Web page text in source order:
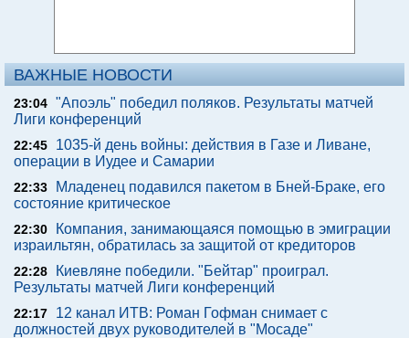
ВАЖНЫЕ НОВОСТИ
23:04 "Апоэль" победил поляков. Результаты матчей
Лиги конференций
22:45
1035-й день войны: действия в Газе и Ливане,
операции в Иудее и Самарии
22:33
Младенец подавился пакетом в Бней-Браке, его
состояние критическое
22:30
Компания, занимающаяся помощью в эмиграции
израильтян, обратилась за защитой от кредиторов
22:28
Киевляне победили. "Бейтар" проиграл.
Результаты матчей Лиги конференций
22:17
12 канал ИТВ: Роман Гофман снимает с
должностей двух руководителей в "Мосаде"